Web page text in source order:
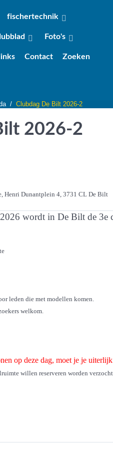
fischertechnik
Foto's
Contact Zoeken
Clubdag De Bilt 2026-2
2026-2
Henri Dunantplein 4, 3731 CL De Bilt
wordt in De Bilt de 3e
leden die met modellen komen.
welkom.
op deze dag, moet je je
willen reserveren worden